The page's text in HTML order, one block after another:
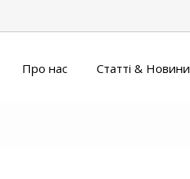
Про нас Статті & Новини